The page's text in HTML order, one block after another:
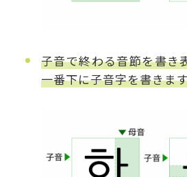
子音で終わる音節を書き
一番下に子音字を書きます